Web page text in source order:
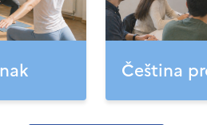
Čeština